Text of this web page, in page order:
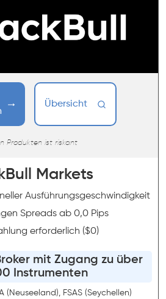
Übersicht
Produkten ist riskant
Markets
Ausführungsgeschwindigkeit
Spreads ab 0,0 Pips
erforderlich ($0)
mit Zugang zu über
Instrumenten
(Neuseeland), FSAS (Seychellen)